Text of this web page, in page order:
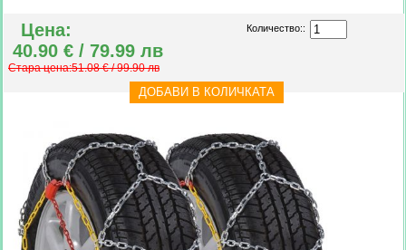
Цена:
40.90 € / 79.99 лв
Стара цена:51.08 € / 99.90 лв
Количество::